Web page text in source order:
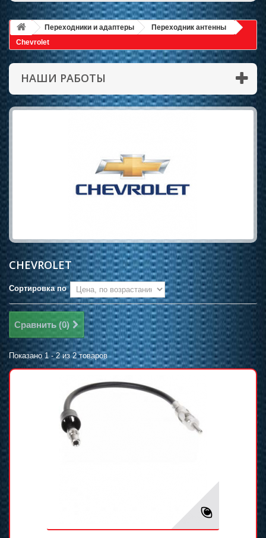
Переходники и адаптеры
Переходник антенны
Chevrolet
НАШИ РАБОТЫ
CHEVROLET
Сортировка по
Сравнить (0)
Показано 1 - 2 из 2 товаров